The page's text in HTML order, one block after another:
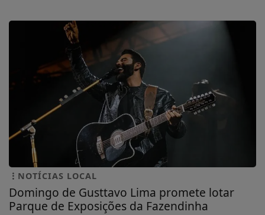
NOTÍCIAS LOCAL
Domingo de Gusttavo Lima promete lotar
Parque de Exposições da Fazendinha